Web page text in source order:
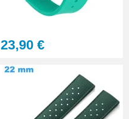
23,90 €